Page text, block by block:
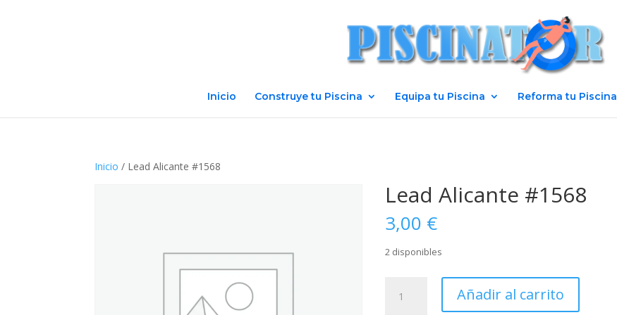
Inicio Construye tu Piscina Equipa tu Piscina Reforma tu Piscina
Inicio / Lead Alicante #1568
Lead Alicante #1568
3,00 €
2 disponibles
Alicante
Añadir al carrito